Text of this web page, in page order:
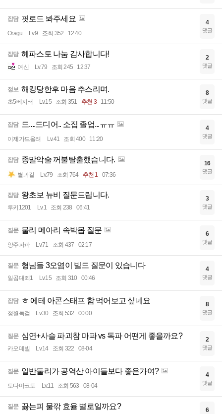
잡담 핏로드 봐주세요
Oragu Lv.9 조회 352 12:40
4
댓글
잡담 헤파스토 나눔 감사합니다!
여신 Lv.79 조회 245 12:37
2
댓글
정보 해킹당한후 마음 추스리며.
초5베지터 Lv.15 조회 351 추천 3 11:50
8
댓글
잡담 드....드디어.. 소집 졸업...ㅠㅠ
이제가드올려 Lv.41 조회 400 11:20
4
댓글
잡담 종말악술 꺼불탈출했습니다.
별과길 Lv.79 조회 764 추천 1 07:36
16
댓글
잡담 왕초보 뉴비 질문드립니다.
루키1201 Lv.1 조회 238 06:41
3
댓글
질문 물리 메아리 속박몹 질문
양주파파 Lv.71 조회 437 02:17
6
댓글
질문 형님들 3오염이 빌드 질문이 있습니다
일곱대죄1 Lv.15 조회 310 00:46
4
댓글
잡담 ㅎ 에테 아콘스태프 함 먹어보고 싶네요
청월독검 Lv.30 조회 532 00:00
8
댓글
질문 심연+사슬 파괴참 마파 vs 독파 어떤게 좋을까요?
카오데빌 Lv.14 조회 322 08-04
2
댓글
질문 일반둘리가 공역산 아이들보다 좋은가여?
토다마코토 Lv.11 조회 563 08-04
4
댓글
질문 끓는피 물깎 효율 별로일까요? 6